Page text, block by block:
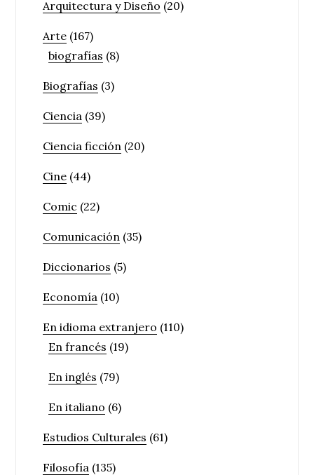
Arquitectura y Diseño (20)
Arte (167)
biografías (8)
Biografías (3)
Ciencia (39)
Ciencia ficción (20)
Cine (44)
Comic (22)
Comunicación (35)
Diccionarios (5)
Economía (10)
En idioma extranjero (110)
En francés (19)
En inglés (79)
En italiano (6)
Estudios Culturales (61)
Filosofía (135)